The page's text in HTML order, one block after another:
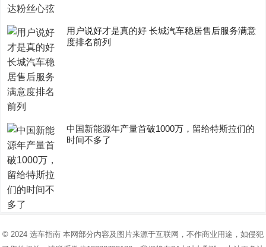
用户说好才是真的好 长城汽车稳居售后服务满意
度排名前列
中国新能源年产量首破1000万，留给特斯拉们的
时间不多了
© 2024 选车指南本网部分内容及图片来源于互联网，不作商业用途，如侵犯